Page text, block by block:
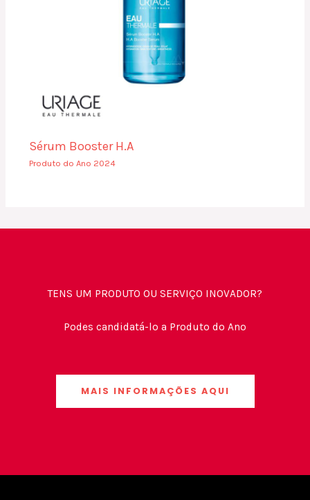
Sérum Booster H.A
Produto do Ano 2024
TENS UM PRODUTO OU SERVIÇO INOVADOR?
Podes candidatá-lo a Produto do Ano
MAIS INFORMAÇÕES AQUI